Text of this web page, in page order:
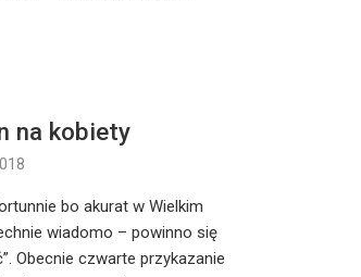
na kobiety
bo akurat w Wielkim
wiadomo – powinno się
Obecnie czwarte przykazanie